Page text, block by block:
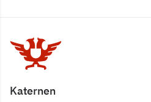
Katernen